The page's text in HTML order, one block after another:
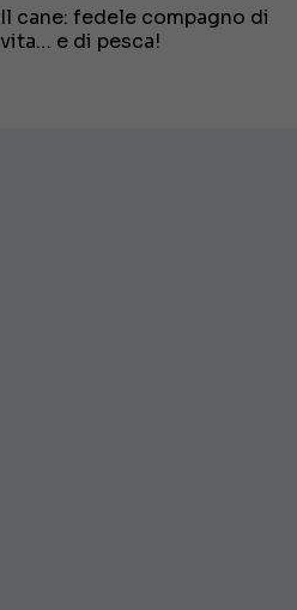
Il cane: fedele compagno di
vita… e di pesca!